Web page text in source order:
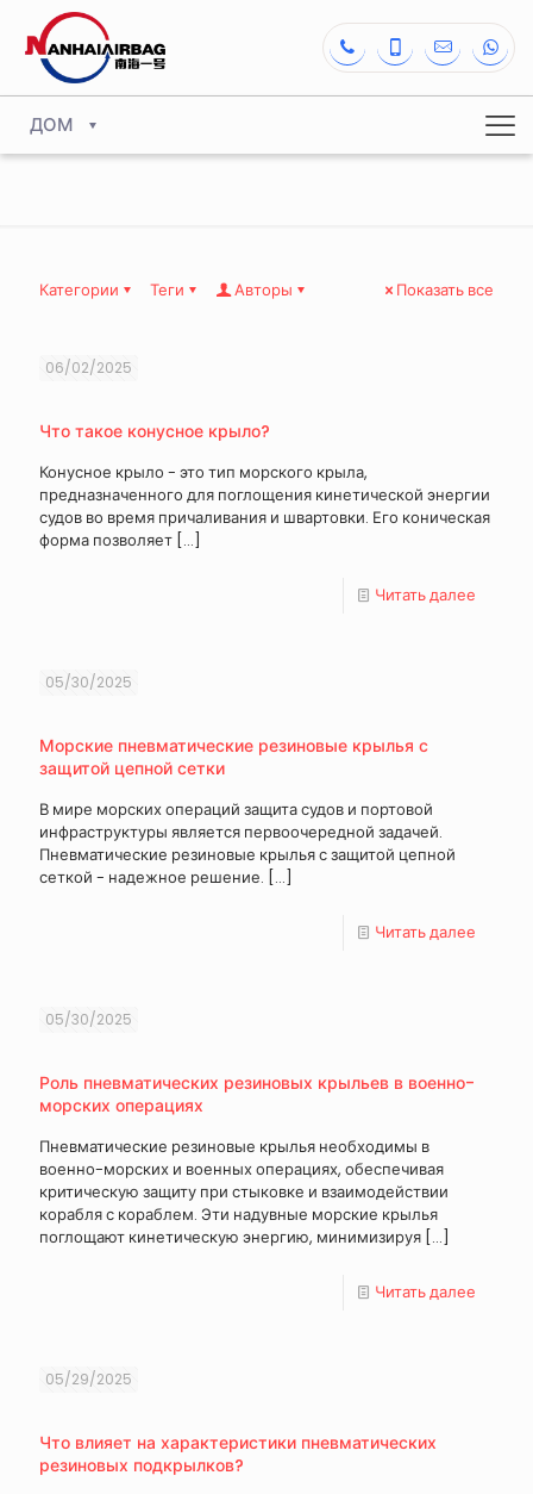
ДОМ
Категории Теги Авторы Показать все
06/02/2025
Что такое конусное крыло?
Конусное крыло - это тип морского крыла,
предназначенного для поглощения кинетической энергии
судов во время причаливания и швартовки. Его коническая
форма позволяет […]
Читать далее
05/30/2025
Морские пневматические резиновые крылья с
защитой цепной сетки
В мире морских операций защита судов и портовой
инфраструктуры является первоочередной задачей.
Пневматические резиновые крылья с защитой цепной
сеткой - надежное решение. […]
Читать далее
05/30/2025
Роль пневматических резиновых крыльев в военно-
морских операциях
Пневматические резиновые крылья необходимы в
военно-морских и военных операциях, обеспечивая
критическую защиту при стыковке и взаимодействии
корабля с кораблем. Эти надувные морские крылья
поглощают кинетическую энергию, минимизируя […]
Читать далее
05/29/2025
Что влияет на характеристики пневматических
резиновых подкрылков?